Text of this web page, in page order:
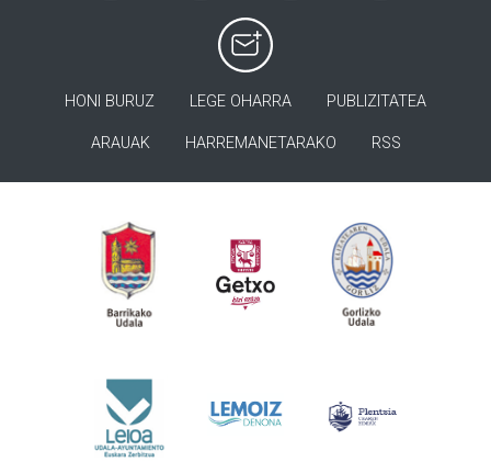
HONI BURUZ LEGE OHARRA PUBLIZITATEA
ARAUAK HARREMANETARAKO RSS